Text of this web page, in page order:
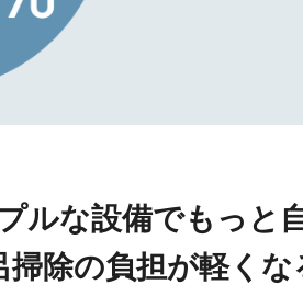
ルな設備でもっと
掃除の負担が軽くな